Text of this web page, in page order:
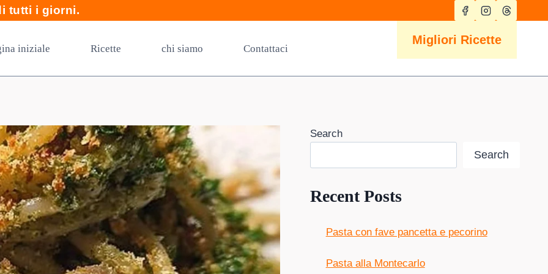
tutti i giorni.
iniziale Ricette chi siamo Contattaci
Migliori Ricette
Search
Search
Recent Posts
Pasta con fave pancetta e pecorino
Pasta alla Montecarlo